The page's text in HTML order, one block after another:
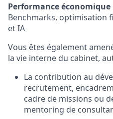
Performance économique
Benchmarks, optimisation
et IA
Vous êtes également
la vie interne du cabinet,
La contribution au
recrutement,
cadre de missions ou
mentoring de